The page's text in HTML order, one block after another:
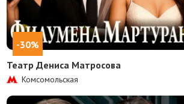
-30%
Театр Дениса Матросова
Комсомольская